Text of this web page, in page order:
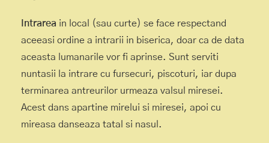
Intrarea in local (sau curte) se face respectand
aceeasi ordine a intrarii in biserica, doar ca de data
aceasta lumanarile vor fi aprinse. Sunt serviti
nuntasii la intrare cu fursecuri, piscoturi, iar dupa
terminarea antreurilor urmeaza valsul miresei.
Acest dans apartine mirelui si miresei, apoi cu
mireasa danseaza tatal si nasul.